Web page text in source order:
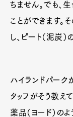
ちません。でも、
ことができます
し、ピート（泥炭
ハイランドパー
タッフがそう教え
薬品（ヨード）の